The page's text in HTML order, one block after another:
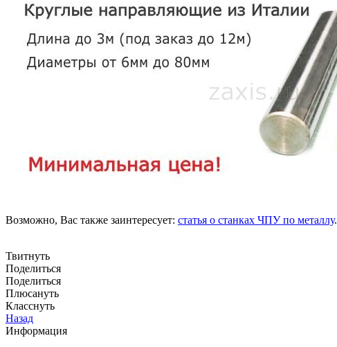
Возможно, Вас также заинтересует: статья о станках ЧПУ по металлу.
Твитнуть
Поделиться
Поделиться
Плюсануть
Класснуть
Назад
Информация